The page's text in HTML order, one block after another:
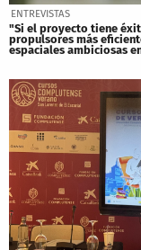
ENTREVISTAS
"Si el proyecto tiene
propulsores más
espaciales ambiciosas